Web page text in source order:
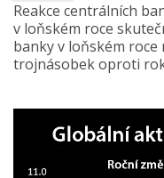
Reakce centrálních
v loňském roce
banky v loňském
trojnásobek oproti